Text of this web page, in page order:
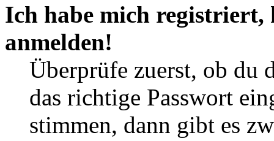
Ich habe mich
anmelden!
Überprüfe zuerst, ob du
das richtige Passwort
stimmen, dann gibt es